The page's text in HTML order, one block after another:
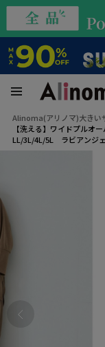
Alinoma(アリノマ)大きい
【洗える】ワイドプルオ
LL/3L/4L/5L ラビアンジェ